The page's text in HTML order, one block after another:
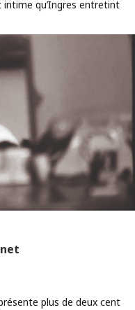
qu’Ingres entretint
plus de deux cent